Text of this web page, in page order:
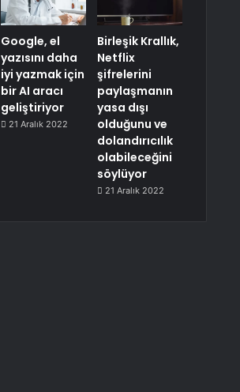
Google, el
yazısını daha
iyi yazmak için
bir AI aracı
geliştiriyor
21 Aralık 2022
Birleşik Krallık,
Netflix
şifrelerini
paylaşmanın
yasa dışı
olduğunu ve
dolandırıcılık
olabileceğini
söylüyor
21 Aralık 2022